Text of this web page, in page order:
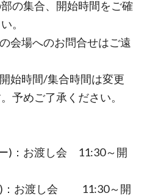
の集合、開始時間をご確
。
会場へのお問合せはご遠
始時間/集合時間は変更
予めご了承ください。
)：お渡し会 11:30～開
)：お渡し会 11:30～開